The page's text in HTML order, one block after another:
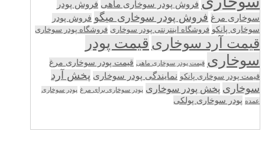
فروش پودر سوخاری ماهی فروش پودر
سوخاری مرغ فروش پودر سوخاری میگو فروش پودر
سوخاری پانکو فروشگاه اینترنتی پودر سوخاری فروشگاه پودر سوخاری
قیمت آرد سوخاری قیمت پودر
سوخاری قیمت پودر سوخاری ماهی قیمت پودر سوخاری مرغ
قیمت پودر سوخاری پانکو نمایندگی پودر سوخاری پخش آرد
سوخاری پخش پودر سوخاری پودر سوخاری برای مرغ پودر سوخاری
عمده پودر سوخاری پولکی